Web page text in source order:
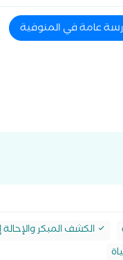
عامة في المنوفية
الكشف المبكر